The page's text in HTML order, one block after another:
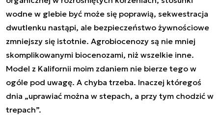
wodne w glebie być może się poprawią, sekwestracja
dwutlenku nastąpi, ale bezpieczeństwo żywnościowe
zmniejszy się istotnie. Agrobiocenozy są nie mniej
skomplikowanymi biocenozami, niż wszelkie inne.
Model z Kalifornii moim zdaniem nie bierze tego w
ogóle pod uwagę. A chyba trzeba. Inaczej któregoś
dnia „uprawiać można w stepach, a przy tym chodzić w
trepach”.